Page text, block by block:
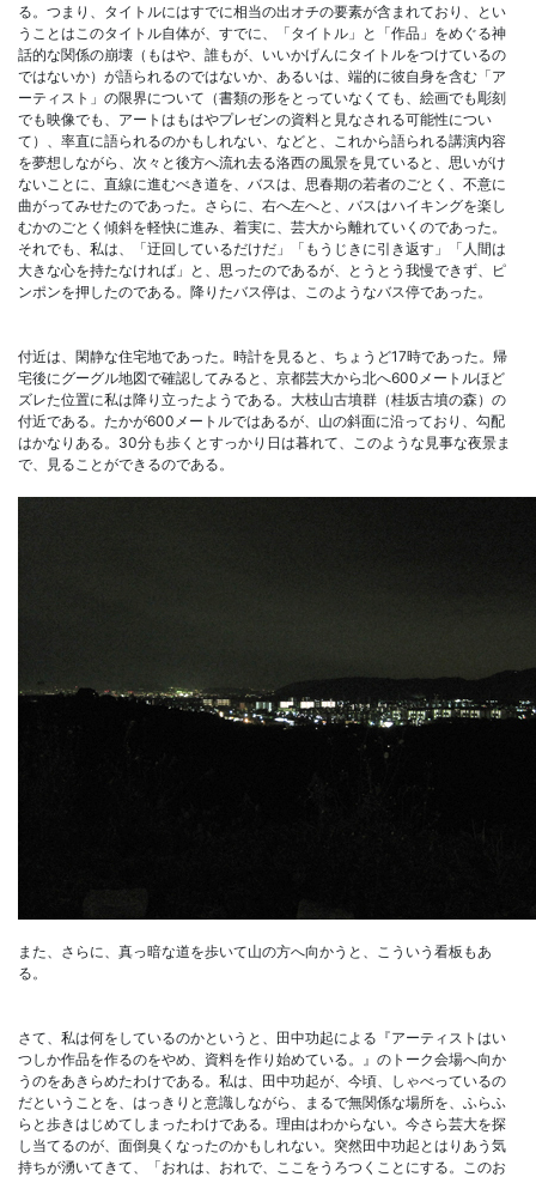
る。つまり、タイトルにはすでに相当の出オチの要素が含まれており、とい
うことはこのタイトル自体が、すでに、「タイトル」と「作品」をめぐる神
話的な関係の崩壊（もはや、誰もが、いいかげんにタイトルをつけているの
ではないか）が語られるのではないか、あるいは、端的に彼自身を含む「ア
ーティスト」の限界について（書類の形をとっていなくても、絵画でも彫刻
でも映像でも、アートはもはやプレゼンの資料と見なされる可能性につい
て）、率直に語られるのかもしれない、などと、これから語られる講演内容
を夢想しながら、次々と後方へ流れ去る洛西の風景を見ていると、思いがけ
ないことに、直線に進むべき道を、バスは、思春期の若者のごとく、不意に
曲がってみせたのであった。さらに、右へ左へと、バスはハイキングを楽し
むかのごとく傾斜を軽快に進み、着実に、芸大から離れていくのであった。
それでも、私は、「迂回しているだけだ」「もうじきに引き返す」「人間は
大きな心を持たなければ」と、思ったのであるが、とうとう我慢できず、ピ
ンポンを押したのである。降りたバス停は、このようなバス停であった。
付近は、閑静な住宅地であった。時計を見ると、ちょうど17時であった。帰
宅後にグーグル地図で確認してみると、京都芸大から北へ600メートルほど
ズレた位置に私は降り立ったようである。大枝山古墳群（桂坂古墳の森）の
付近である。たかが600メートルではあるが、山の斜面に沿っており、勾配
はかなりある。30分も歩くとすっかり日は暮れて、このような見事な夜景ま
で、見ることができるのである。
また、さらに、真っ暗な道を歩いて山の方へ向かうと、こういう看板もあ
る。
さて、私は何をしているのかというと、田中功起による『アーティストはい
つしか作品を作るのをやめ、資料を作り始めている。』のトーク会場へ向か
うのをあきらめたわけである。私は、田中功起が、今頃、しゃべっているの
だということを、はっきりと意識しながら、まるで無関係な場所を、ふらふ
らと歩きはじめてしまったわけである。理由はわからない。今さら芸大を探
し当てるのが、面倒臭くなったのかもしれない。突然田中功起とはりあう気
持ちが湧いてきて、「おれは、おれで、ここをうろつくことにする。このお